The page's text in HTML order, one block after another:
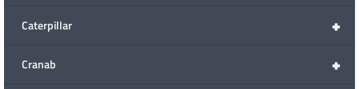
+
Caterpillar
+
Cranab